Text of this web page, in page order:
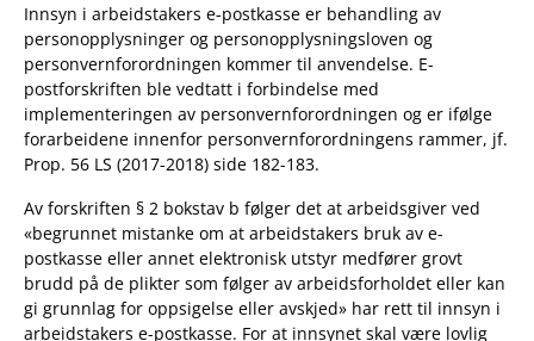
Innsyn i arbeidstakers e-postkasse er behandling av
personopplysninger og personopplysningsloven og
personvernforordningen kommer til anvendelse. E-
postforskriften ble vedtatt i forbindelse med
implementeringen av personvernforordningen og er ifølge
forarbeidene innenfor personvernforordningens rammer, jf.
Prop. 56 LS (2017-2018) side 182-183.
Av forskriften § 2 bokstav b følger det at arbeidsgiver ved
«begrunnet mistanke om at arbeidstakers bruk av e-
postkasse eller annet elektronisk utstyr medfører grovt
brudd på de plikter som følger av arbeidsforholdet eller kan
gi grunnlag for oppsigelse eller avskjed» har rett til innsyn i
arbeidstakers e-postkasse. For at innsynet skal være lovlig